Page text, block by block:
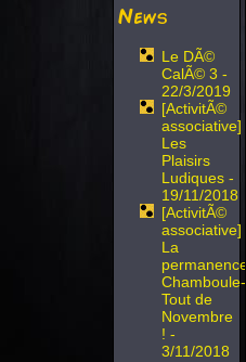
News
Le DÃ©
CalÃ© 3 -
22/3/2019
[ActivitÃ©
associative]
Les
Plaisirs
Ludiques -
19/11/2018
[ActivitÃ©
associative]
La
permanence
Chamboule-
Tout de
Novembre
! -
3/11/2018